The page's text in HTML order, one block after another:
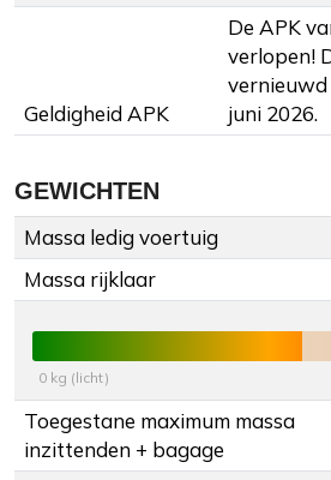
Geldigheid APK
De APK
verlopen!
vernieuwd
juni 2026.
GEWICHTEN
Massa ledig voertuig
Massa rijklaar
0 kg (licht)
Toegestane maximum massa
inzittenden + bagage